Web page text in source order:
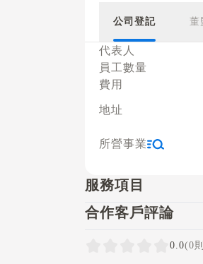
公司登記 董
代表人
員工數量
費用
地址
所營事業
服務項目
合作客戶評論
0.0(0